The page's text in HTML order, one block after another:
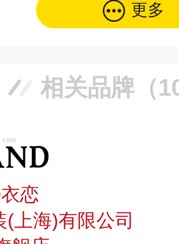
更多
相关品牌（
恋
(上海)有限公司